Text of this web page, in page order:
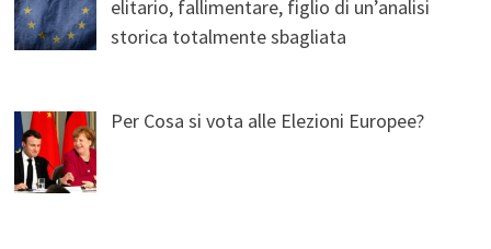
elitario, fallimentare, figlio di un’analisi
storica totalmente sbagliata
Per Cosa si vota alle Elezioni Europee?